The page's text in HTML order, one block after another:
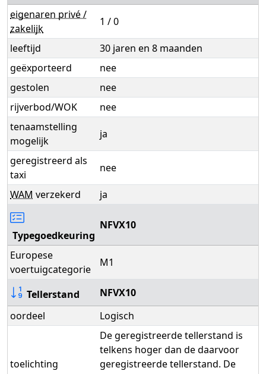
eigenaren privé /
zakelijk
1 / 0
leeftijd
30 jaren en 8 maanden
geëxporteerd
nee
gestolen
nee
rijverbod/WOK
nee
tenaamstelling
mogelijk
ja
geregistreerd als
taxi
nee
WAM verzekerd ja
Typegoedkeuring
NFVX10
Europese
voertuigcategorie
M1
Tellerstand
NFVX10
oordeel
Logisch
toelichting
De geregistreerde tellerstand is
telkens hoger dan de daarvoor
geregistreerde tellerstand. De